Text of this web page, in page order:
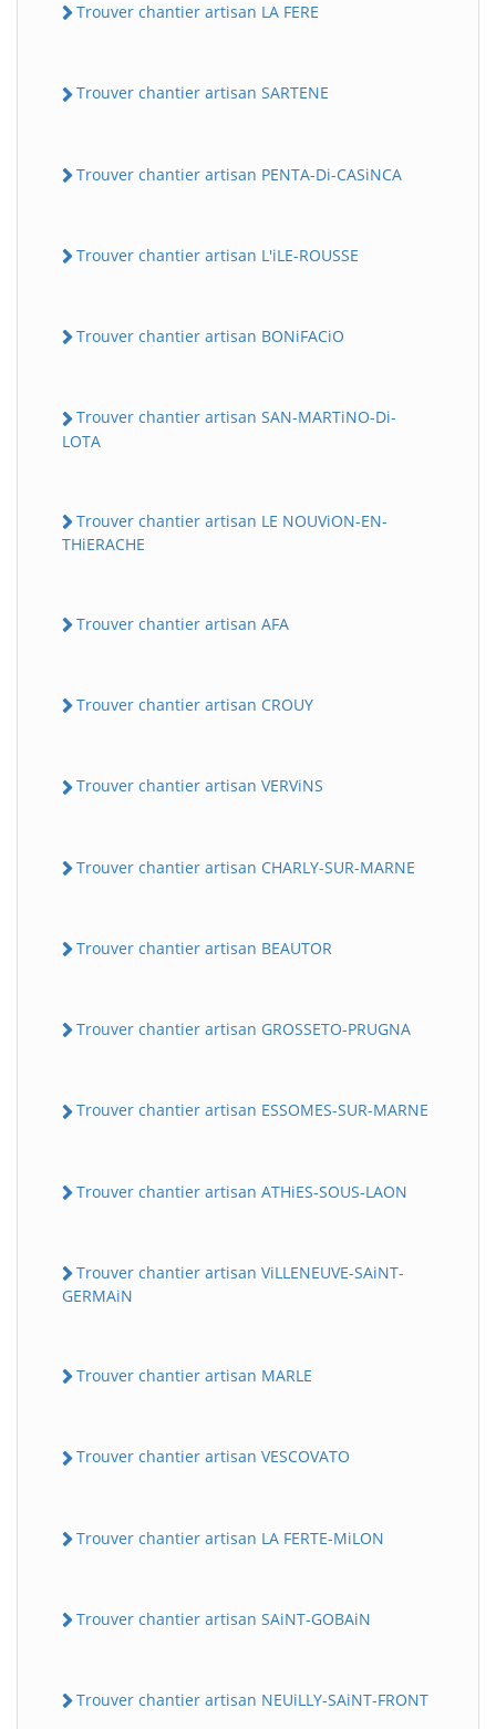
Trouver chantier artisan LA FERE
Trouver chantier artisan SARTENE
Trouver chantier artisan PENTA-Di-CASiNCA
Trouver chantier artisan L'iLE-ROUSSE
Trouver chantier artisan BONiFACiO
Trouver chantier artisan SAN-MARTiNO-Di-
LOTA
Trouver chantier artisan LE NOUViON-EN-
THiERACHE
Trouver chantier artisan AFA
Trouver chantier artisan CROUY
Trouver chantier artisan VERViNS
Trouver chantier artisan CHARLY-SUR-MARNE
Trouver chantier artisan BEAUTOR
Trouver chantier artisan GROSSETO-PRUGNA
Trouver chantier artisan ESSOMES-SUR-MARNE
Trouver chantier artisan ATHiES-SOUS-LAON
Trouver chantier artisan ViLLENEUVE-SAiNT-
GERMAiN
Trouver chantier artisan MARLE
Trouver chantier artisan VESCOVATO
Trouver chantier artisan LA FERTE-MiLON
Trouver chantier artisan SAiNT-GOBAiN
Trouver chantier artisan NEUiLLY-SAiNT-FRONT